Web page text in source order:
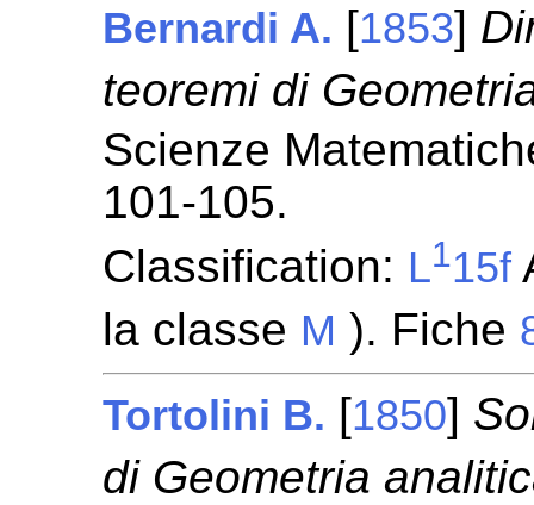
Bernardi A. [1853]
teoremi di
Scienze
101-105.
Classification: L115f
la classe M ). Fiche
Tortolini B. [1850]
di Geometria